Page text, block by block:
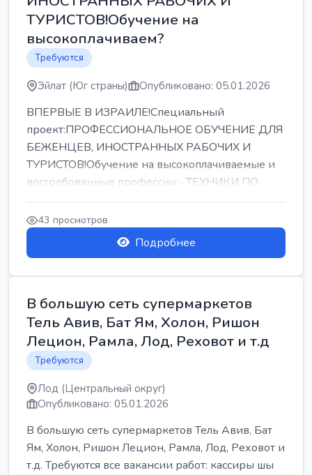
ТУРИСТОВ!Обучение на
высокоплачиваем?
Требуются
Эйлат (Юг страны) Опубликовано: 05.01.2026
ВПЕРВЫЕ В ИЗРАИЛЕ!Специальный
проект:ПРОФЕССИОНАЛЬНОЕ ОБУЧЕНИЕ ДЛЯ
БЕЖЕНЦЕВ, ИНОСТРАННЫХ РАБОЧИХ И
ТУРИСТОВ!Обучение на высокоплачиваемые и
востребованные профессии:- ТЕХНИКИ ПО
РЕМОНТУ КОНДИЦИОНЕРОВ-...
43 просмотров
Подробнее
В большую сеть супермаркетов
Тель Авив, Бат Ям, Холон, Ришон
Лецион, Рамла, Лод, Реховот и т.д
Требуются
Лод (Центральный округ)
Опубликовано: 05.01.2026
В большую сеть супермаркетов Тель Авив, Бат
Ям, Холон, Ришон Лецион, Рамла, Лод, Реховот и
т.д. Требуются все вакансии работ: кассиры шы